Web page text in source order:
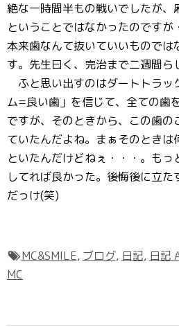
絶な一時間半もの戦いでしたが、
ということではなかったのですが
本来歯なんて抜いていいものでは
す。先生曰く、完治まで二週間ら
ふと思い出すのはダートトラッ
ム=良い歯」を信じて、全ての歯
ですが、そのときから、この歯の
ていたんだよね。まぁそのときは
といたんだけどねぇ・・・。もっ
してれば良かった。後悔後に立
だっけ(笑)
MC&SMILE, ブログ, 日記, 日記
MC